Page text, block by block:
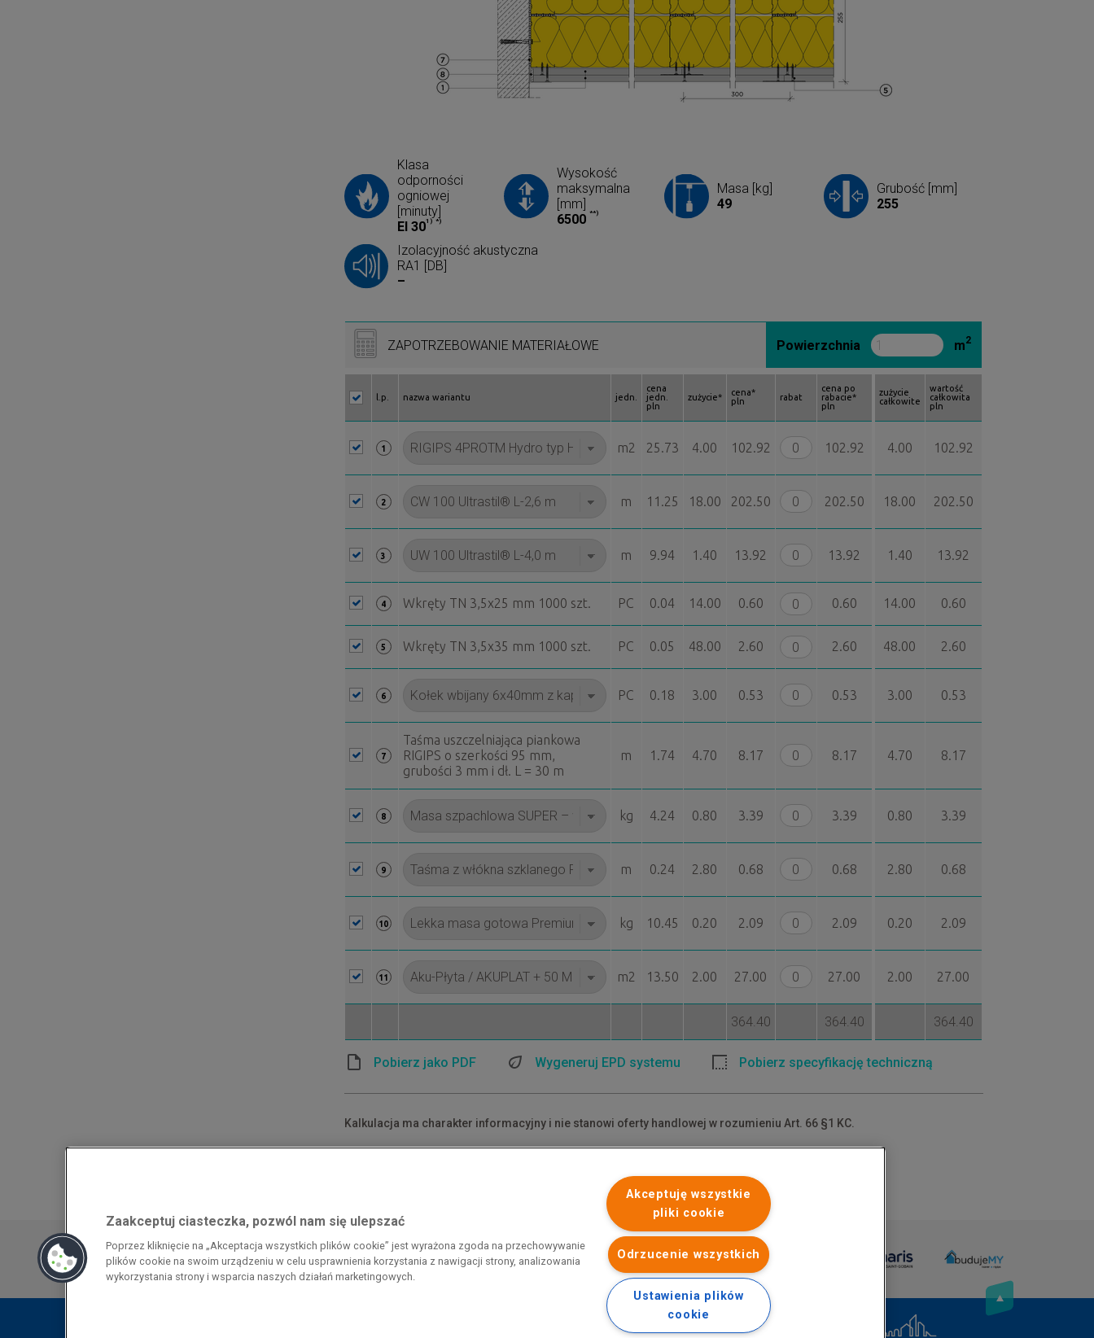
Klasa
odporności
ogniowej
[minuty]
EI 301) *)
Wysokość
maksymalna
[mm]
6500 **)
Masa [kg]
49
Grubość [mm]
255
Izolacyjność akustyczna
RA1 [DB]
–
ZAPOTRZEBOWANIE MATERIAŁOWE Powierzchnia m2
l.p. nazwa wariantu jedn.
cena
jedn.
pln
zużycie*
cena*
pln
rabat
cena po
rabacie*
pln
zużycie
całkowite
wartość
całkowita
pln
1 m2 25.73 4.00 102.92 102.92 4.00 102.92
2 m 11.25 18.00 202.50 202.50 18.00 202.50
3 m 9.94 1.40 13.92 13.92 1.40 13.92
4 Wkręty TN 3,5x25 mm 1000 szt. PC 0.04 14.00 0.60 0.60 14.00 0.60
5 Wkręty TN 3,5x35 mm 1000 szt. PC 0.05 48.00 2.60 2.60 48.00 2.60
6 PC 0.18 3.00 0.53 0.53 3.00 0.53
7
Taśma uszczelniająca piankowa
RIGIPS o szerkości 95 mm,
grubości 3 mm i dł. L = 30 m
m 1.74 4.70 8.17 8.17 4.70 8.17
8 kg 4.24 0.80 3.39 3.39 0.80 3.39
9 m 0.24 2.80 0.68 0.68 2.80 0.68
10 kg 10.45 0.20 2.09 2.09 0.20 2.09
11 m2 13.50 2.00 27.00 27.00 2.00 27.00
364.40 364.40 364.40
Pobierz jako PDF Wygeneruj EPD systemu Pobierz specyfikację techniczną
Kalkulacja ma charakter informacyjny i nie stanowi oferty handlowej w rozumieniu Art. 66 §1 KC.
*Podane ceny są cenami netto.
energochłonnego związana z cenami gazu ziemnego i energii elektrycznej w 2023 r.”. Przedsiębiorca uzyskał
pomoc w ramach programu rządowego pod nazwą: „Pomoc dla sektorów energochłonnych związana z nagłymi
wzrostami cen gazu ziemnego i energii elektrycznej w 2022 r.”
Zaakceptuj ciasteczka, pozwól nam się ulepszać
Poprzez kliknięcie na „Akceptacja wszystkich plików cookie” jest wyrażona zgoda na przechowywanie
plików cookie na swoim urządzeniu w celu usprawnienia korzystania z nawigacji strony, analizowania
wykorzystania strony i wsparcia naszych działań marketingowych.
Akceptuję wszystkie
pliki cookie
Odrzucenie wszystkich
Ustawienia plików
cookie